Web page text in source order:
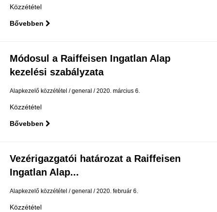
Közzététel
Bővebben
Módosul a Raiffeisen Ingatlan Alap
kezelési szabályzata
Alapkezelő közzététel general 2020. március 6.
Közzététel
Bővebben
Vezérigazgatói határozat a Raiffeisen
Ingatlan Alap...
Alapkezelő közzététel general 2020. február 6.
Közzététel